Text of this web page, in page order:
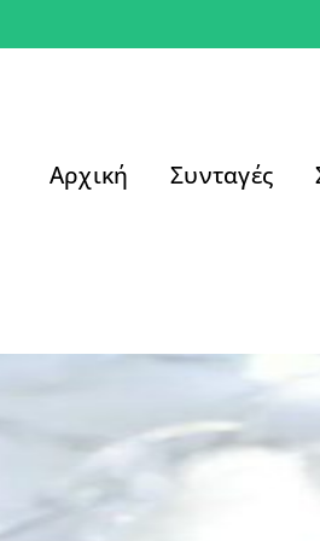
Αρχική Συνταγές